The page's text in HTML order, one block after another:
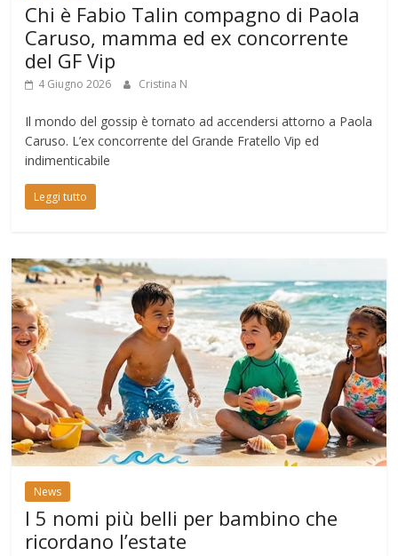
Chi è Fabio Talin compagno di Paola
Caruso, mamma ed ex concorrente
del GF Vip
4 Giugno 2026 Cristina N
Il mondo del gossip è tornato ad accendersi attorno a Paola
Caruso. L’ex concorrente del Grande Fratello Vip ed
indimenticabile
Leggi tutto
News
I 5 nomi più belli per bambino che
ricordano l’estate